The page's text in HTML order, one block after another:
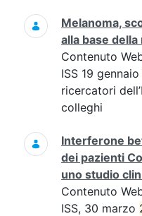
Melanoma,
alla base
Contenuto
ISS 19 gennaio
ricercatori
colleghi
Interferone
dei pazienti
uno studio
Contenuto
ISS, 30 marzo